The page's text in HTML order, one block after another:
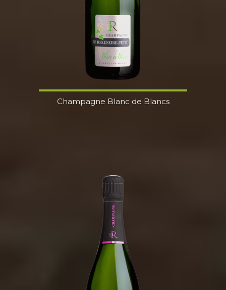
Champagne Blanc de Blancs